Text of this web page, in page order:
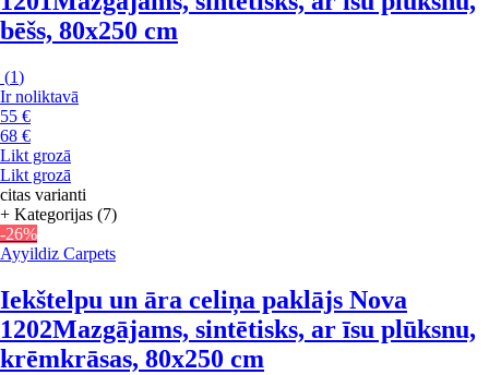
bēšs, 80x250 cm
(1)
Ir noliktavā
55 €
68 €
Likt grozā
Likt grozā
citas varianti
+ Kategorijas (7)
-26%
Ayyildiz Carpets
Iekštelpu un āra celiņa paklājs Nova
1202Mazgājams, sintētisks, ar īsu plūksnu,
krēmkrāsas, 80x250 cm